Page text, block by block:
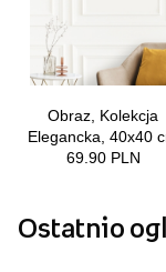
Ostatnio